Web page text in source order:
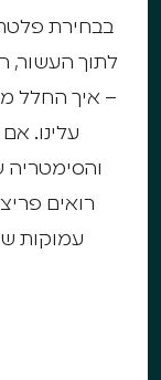
בבחירת
לתוך העשור,
– איך החלל
עלינו.
והסימטריה
רואים
עמוקות